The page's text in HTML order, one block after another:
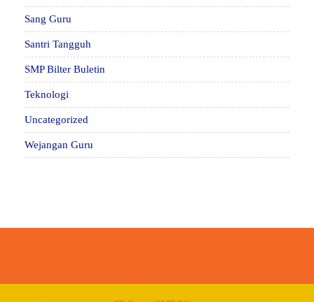
Sang Guru
Santri Tangguh
SMP Bilter Buletin
Teknologi
Uncategorized
Wejangan Guru